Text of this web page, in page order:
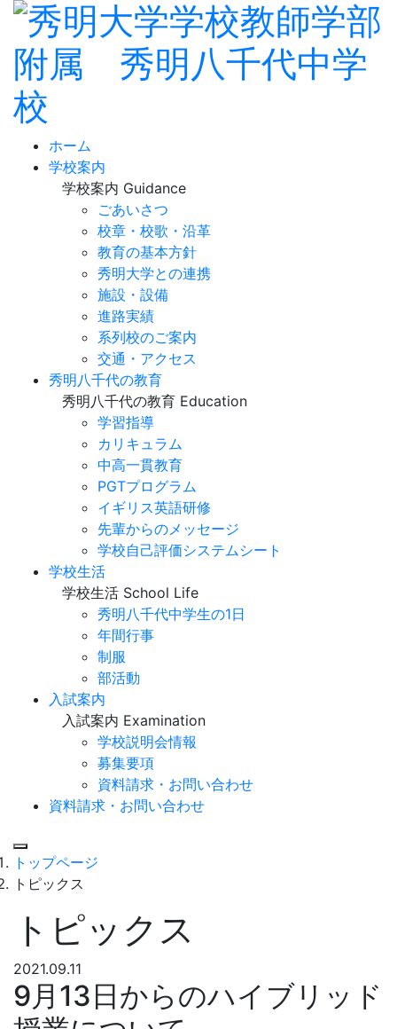
ホーム
学校案内
学校案内 Guidance
ごあいさつ
校章・校歌・沿革
教育の基本方針
秀明大学との連携
施設・設備
進路実績
系列校のご案内
交通・アクセス
秀明八千代の教育
秀明八千代の教育 Education
学習指導
カリキュラム
中高一貫教育
PGTプログラム
イギリス英語研修
先輩からのメッセージ
学校自己評価システムシート
学校生活
学校生活 School Life
秀明八千代中学生の1日
年間行事
制服
部活動
入試案内
入試案内 Examination
学校説明会情報
募集要項
資料請求・お問い合わせ
資料請求・お問い合わせ
Menu
トップページ
トピックス
トピックス
2021.09.11
9月13日からのハイブリッド